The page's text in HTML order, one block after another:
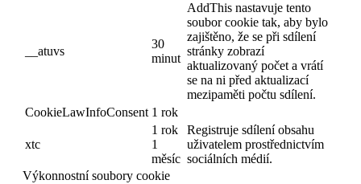
__atuvs
30
minut
AddThis nastavuje tento
soubor cookie tak, aby bylo
zajištěno, že se při sdílení
stránky zobrazí
aktualizovaný počet a vrátí
se na ni před aktualizací
mezipaměti počtu sdílení.
CookieLawInfoConsent 1 rok
xtc
1 rok
1
měsíc
Registruje sdílení obsahu
uživatelem prostřednictvím
sociálních médií.
Výkonnostní soubory cookie